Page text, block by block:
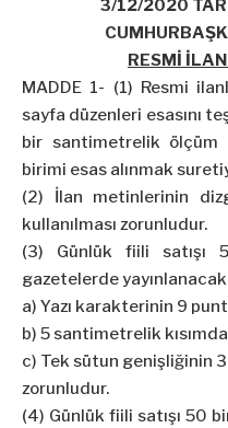
3/12/2020
RESMİ
MADDE 1- (1) Resmi
sayfa düzenleri esasını
bir santimetrelik ölçüm
birimi esas alınmak
(2) İlan metinlerinin
kullanılması zorunludur.
(3) Günlük fiili satışı
gazetelerde
a) Yazı karakterinin 9
b) 5 santimetrelik kısımda
c) Tek sütun genişliğinin
zorunludur.
(4) Günlük fiili satışı 50